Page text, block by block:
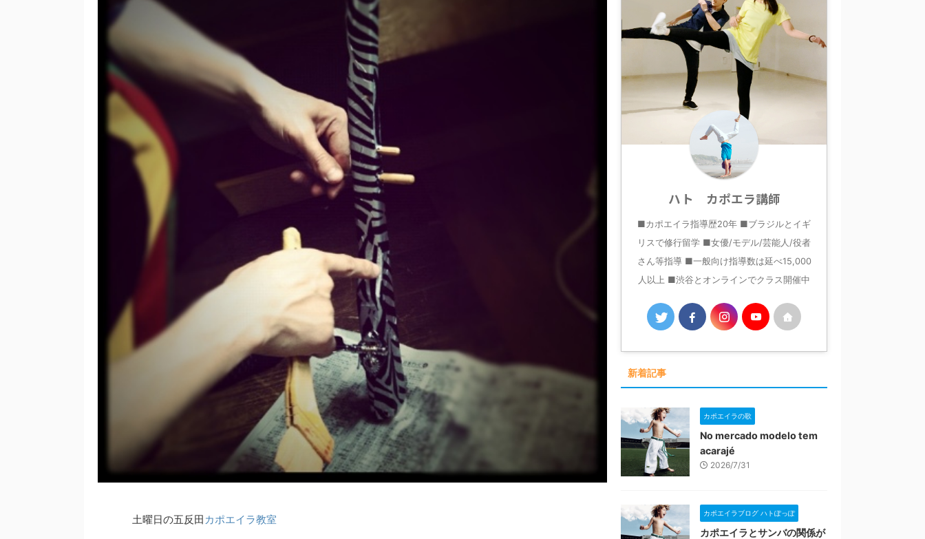
土曜日の五反田 カポエイラ教室
ハト カポエラ講師
■カポエイラ指導歴20年 ■ブラジルとイギ
リスで修行留学 ■女優/モデル/芸能人/役者
さん等指導 ■一般向け指導数は延べ15,000
人以上 ■渋谷とオンラインでクラス開催中
新着記事
カポエイラの歌
No mercado modelo tem
acarajé
2026/7/31
カポエイラブログ ハトぽっぽ
カポエイラとサンバの関係が